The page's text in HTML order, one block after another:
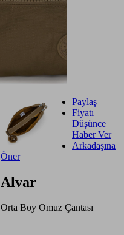
Paylaş
Fiyatı
Düşünce
Haber Ver
Arkadaşına
Öner
Alvar
Orta Boy Omuz Çantası